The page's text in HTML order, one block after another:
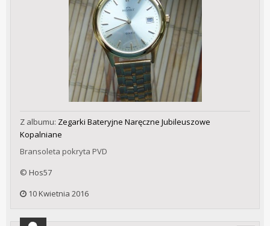
Z albumu: Zegarki Bateryjne Naręczne Jubileuszowe
Kopalniane
Bransoleta pokryta PVD
© Hos57
10 Kwietnia 2016